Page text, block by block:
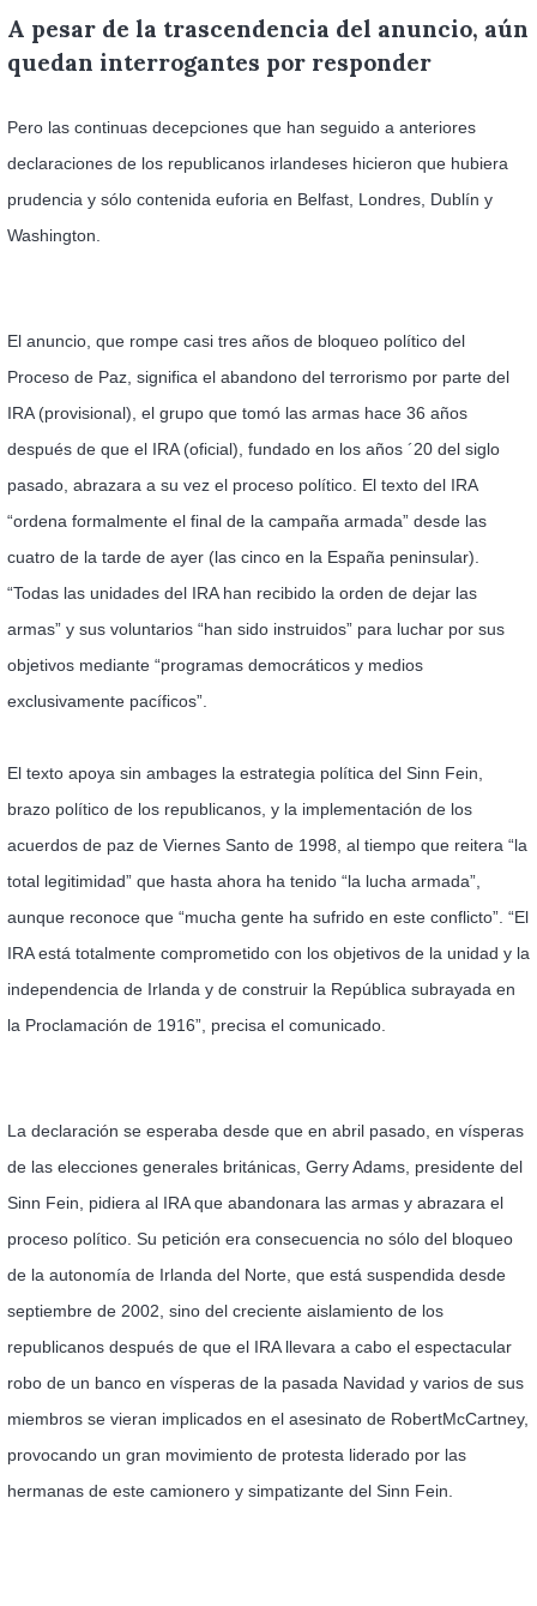
A pesar de la trascendencia del anuncio, aún
quedan interrogantes por responder
Pero las continuas decepciones que han seguido a anteriores
declaraciones de los republicanos irlandeses hicieron que hubiera
prudencia y sólo contenida euforia en Belfast, Londres, Dublín y
Washington.
El anuncio, que rompe casi tres años de bloqueo político del
Proceso de Paz, significa el abandono del terrorismo por parte del
IRA (provisional), el grupo que tomó las armas hace 36 años
después de que el IRA (oficial), fundado en los años ´20 del siglo
pasado, abrazara a su vez el proceso político. El texto del IRA
“ordena formalmente el final de la campaña armada” desde las
cuatro de la tarde de ayer (las cinco en la España peninsular).
“Todas las unidades del IRA han recibido la orden de dejar las
armas” y sus voluntarios “han sido instruidos” para luchar por sus
objetivos mediante “programas democráticos y medios
exclusivamente pacíficos”.
El texto apoya sin ambages la estrategia política del Sinn Fein,
brazo político de los republicanos, y la implementación de los
acuerdos de paz de Viernes Santo de 1998, al tiempo que reitera “la
total legitimidad” que hasta ahora ha tenido “la lucha armada”,
aunque reconoce que “mucha gente ha sufrido en este conflicto”. “El
IRA está totalmente comprometido con los objetivos de la unidad y la
independencia de Irlanda y de construir la República subrayada en
la Proclamación de 1916”, precisa el comunicado.
La declaración se esperaba desde que en abril pasado, en vísperas
de las elecciones generales británicas, Gerry Adams, presidente del
Sinn Fein, pidiera al IRA que abandonara las armas y abrazara el
proceso político. Su petición era consecuencia no sólo del bloqueo
de la autonomía de Irlanda del Norte, que está suspendida desde
septiembre de 2002, sino del creciente aislamiento de los
republicanos después de que el IRA llevara a cabo el espectacular
robo de un banco en vísperas de la pasada Navidad y varios de sus
miembros se vieran implicados en el asesinato de RobertMcCartney,
provocando un gran movimiento de protesta liderado por las
hermanas de este camionero y simpatizante del Sinn Fein.